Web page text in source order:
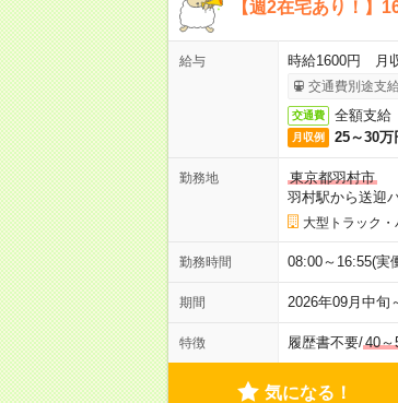
【週2在宅あり！】
給与 時給1600円 月
交通費別途支
交通費 全額支給
月収例 25～30万
勤務地
東京都羽村市
羽村駅から送迎
大型トラック
勤務時間 08:00～16:55(
期間 2026年09月中
特徴 履歴書不要/40～
気になる！